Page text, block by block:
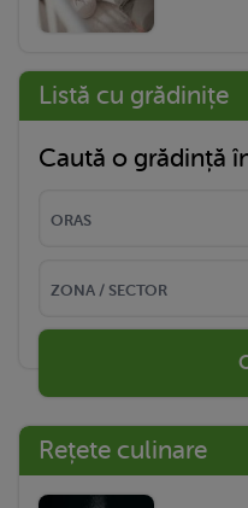
Listă cu grădinițe
Caută o grădință
Rețete culinare